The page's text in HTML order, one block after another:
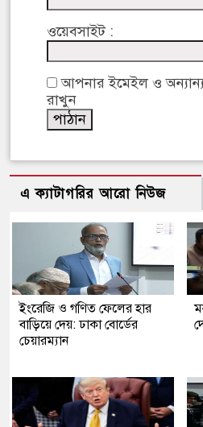
ওয়েবসাইট :
আপনার ইমেইল ও
রাখুন
এ ক্যাটাগরির আরো নিউজ
ইংরেজি ও গণিত ফেলের হার
বাড়িয়ে দেয়: ঢাকা বোর্ডের
চেয়ারম্যান